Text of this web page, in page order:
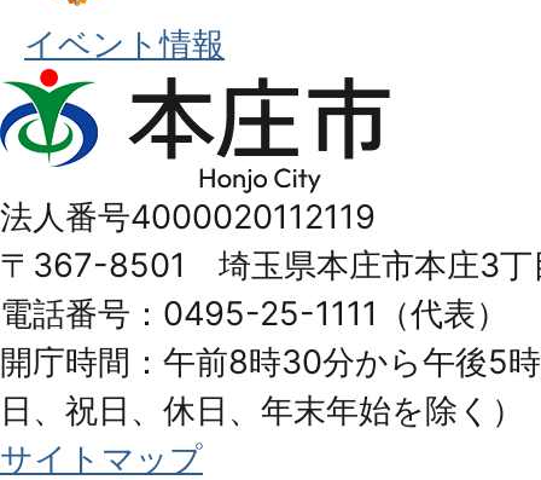
イベント情報
本
庄
Honjo
City
法人番号4000020112119
〒367-8501 埼玉県本庄市本庄3丁
電話番号：0495-25-1111（代表）
開庁時間：午前8時30分から午後5
日、祝日、休日、年末年始を除く）
サイトマップ